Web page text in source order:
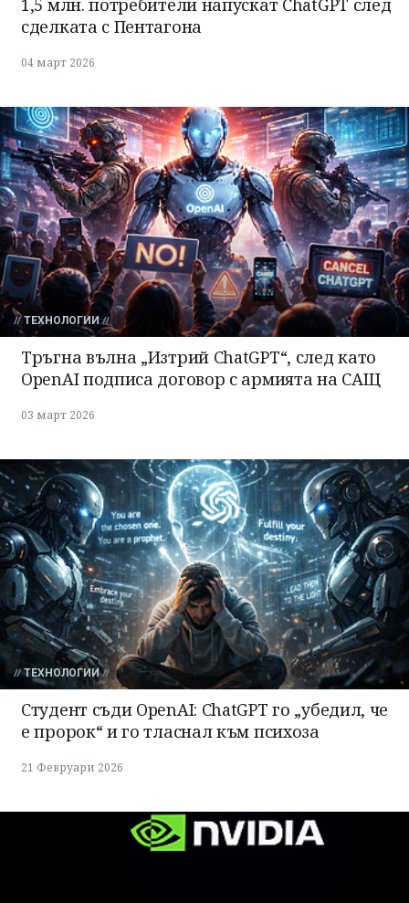
1,5 млн. потребители напускат ChatGPT след
сделката с Пентагона
04 март 2026
ТЕХНОЛОГИИ
Тръгна вълна „Изтрий ChatGPT“, след като
OpenAI подписа договор с армията на САЩ
03 март 2026
ТЕХНОЛОГИИ
Студент съди OpenAI: ChatGPT го „убедил, че
е пророк“ и го тласнал към психоза
21 Февруари 2026